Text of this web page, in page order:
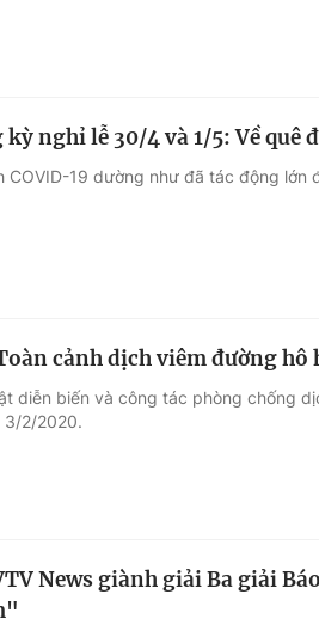
nghỉ lễ 30/4 và 1/5: Về quê
COVID-19 dường như đã tác động lớn
cảnh dịch viêm đường hô
diễn biến và công tác phòng chống
3/2/2020.
News giành giải Ba giải